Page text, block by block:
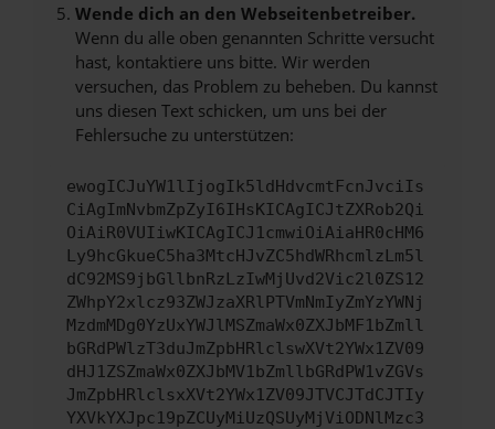
Wende dich an den Webseitenbetreiber.
Wenn du alle oben genannten Schritte versucht
hast, kontaktiere uns bitte. Wir werden
versuchen, das Problem zu beheben. Du kannst
uns diesen Text schicken, um uns bei der
Fehlersuche zu unterstützen:
ewogICJuYW1lIjogIk5ldHdvcmtFcnJvciIs
CiAgImNvbmZpZyI6IHsKICAgICJtZXRob2Qi
OiAiR0VUIiwKICAgICJ1cmwiOiAiaHR0cHM6
Ly9hcGkueC5ha3MtcHJvZC5hdWRhcmlzLm5l
dC92MS9jbGllbnRzLzIwMjUvd2Vic2l0ZS12
ZWhpY2xlcz93ZWJzaXRlPTVmNmIyZmYzYWNj
MzdmMDg0YzUxYWJlMSZmaWx0ZXJbMF1bZmll
bGRdPWlzT3duJmZpbHRlclswXVt2YWx1ZV09
dHJ1ZSZmaWx0ZXJbMV1bZmllbGRdPW1vZGVs
JmZpbHRlclsxXVt2YWx1ZV09JTVCJTdCJTIy
YXVkYXJpc19pZCUyMiUzQSUyMjViODNlMzc3